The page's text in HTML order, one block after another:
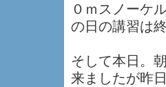
０ｍスノーケ
の日の講習は
そして本日。
来ましたが昨